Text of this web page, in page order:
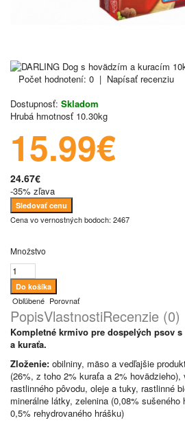
Počet hodnotení: 0 | Napísať recenziu
Dostupnosť: Skladom
Hrubá hmotnosť 10.30kg
15.99€
24.67€
-35% zľava
Sledovať cenu
Cena vo vernostných bodoch: 2467
Množstvo
Obľúbené Porovnať
PopisVlastnostiRecenzie (0)
Kompletné krmivo pre dospelých psov
a kuraťa.
Zloženie: obilniny, mäso a vedľajšie
(26%, z toho 2% kuraťa a 2% hovädzieho),
rastlinného pôvodu, oleje a tuky, rastlinné
minerálne látky, zelenina (0,08% sušeného
0,5% rehydrovaného hrášku)